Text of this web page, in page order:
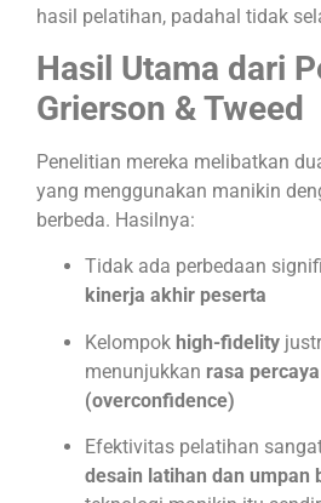
hasil pelatihan, padahal tidak
Hasil Utama dari
Grierson & Tweed
Penelitian mereka melibatkan
yang menggunakan manikin
berbeda. Hasilnya:
Tidak ada perbedaan
kinerja akhir peserta
Kelompok high-fidelity
menunjukkan rasa
(overconfidence)
Efektivitas pelatihan
desain latihan dan umpan